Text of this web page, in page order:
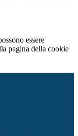
essere
pagina della cookie